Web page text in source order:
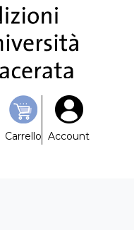
Carrello Account